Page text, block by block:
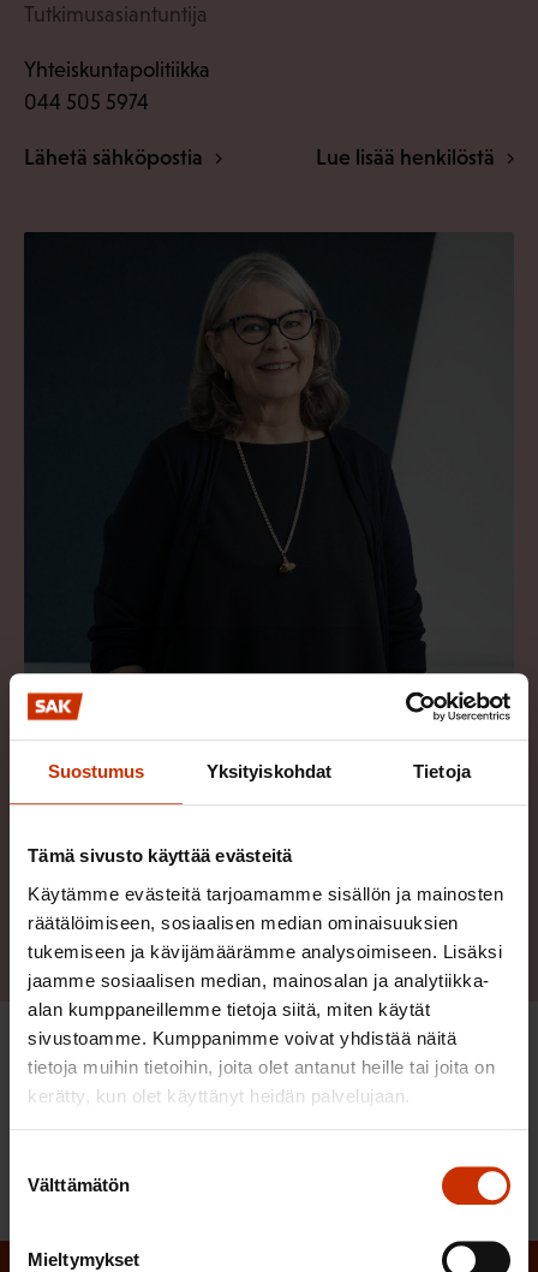
Suostumus Yksityiskohdat Tietoja
Tämä sivusto käyttää evästeitä
Käytämme evästeitä tarjoamamme sisällön ja mainosten
räätälöimiseen, sosiaalisen median ominaisuuksien
tukemiseen ja kävijämäärämme analysoimiseen. Lisäksi
jaamme sosiaalisen median, mainosalan ja analytiikka-
alan kumppaneillemme tietoja siitä, miten käytät
sivustoamme. Kumppanimme voivat yhdistää näitä
tietoja muihin tietoihin, joita olet antanut heille tai joita on
kerätty, kun olet käyttänyt heidän palvelujaan.
valinta
Välttämätön
Mieltymykset
Tutkimusasiantuntija
Yhteiskuntapolitiikka
044 505 5974
Lähetä sähköpostia Lue lisää henkilöstä
Paula Ilveskivi
Juristi
Työehdot
050 565 1664
Lähetä sähköpostia Lue lisää henkilöstä
LÖYDÄ LISÄÄ TÄMÄNKALTAISTA SISÄLTÖÄ: